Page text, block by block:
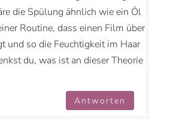
die Spülung ähnlich wie ein Öl
Routine, dass einen Film über
und so die Feuchtigkeit im Haar
du, was ist an dieser Theorie
Antworten